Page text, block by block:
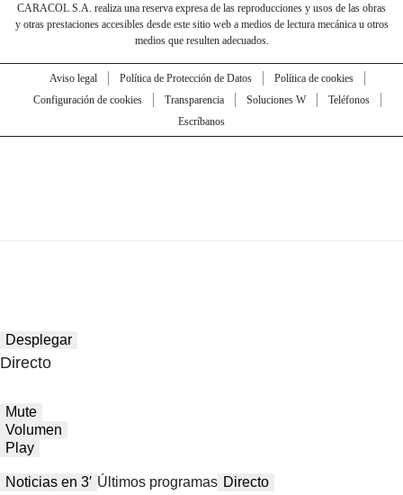
CARACOL S.A. realiza una reserva expresa de las reproducciones y usos de las obras
y otras prestaciones accesibles desde este sitio web a medios de lectura mecánica u otros
medios que resulten adecuados.
Aviso legal Política de Protección de Datos
Política de cookies
Configuración de cookies
Transparencia Soluciones W
Teléfonos
Escríbanos
Desplegar
Directo
Mute
Volumen
Play
Noticias en 3′ Últimos programas Directo